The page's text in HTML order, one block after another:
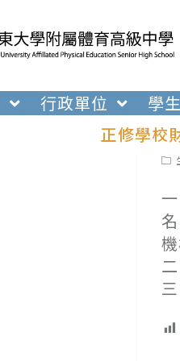
行政單位 學
正修學校